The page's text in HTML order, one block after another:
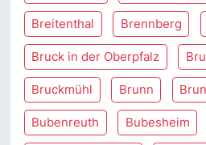
Breitenthal Brennberg
Bruck in der Oberpfalz
Bruckmühl Brunn
Bubenreuth Bubesheim